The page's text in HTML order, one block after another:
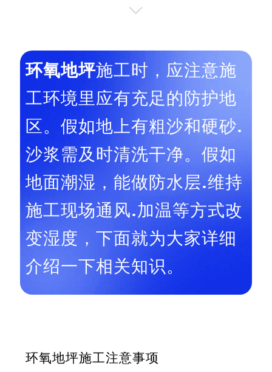
环氧地坪施工时，应注意施
工环境里应有充足的防护地
区。假如地上有粗沙和硬砂.
沙浆需及时清洗干净。假如
地面潮湿，能做防水层.维持
施工现场通风.加温等方式改
变湿度，下面就为大家详细
介绍一下相关知识。
环氧地坪施工注意事项